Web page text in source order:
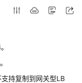
持复制到网关型LB